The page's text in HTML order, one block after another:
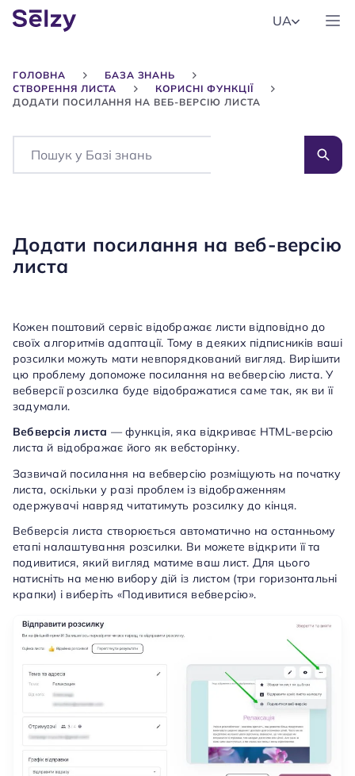
UA
ГОЛОВНА
БАЗА ЗНАНЬ
СТВОРЕННЯ ЛИСТА
КОРИСНІ ФУНКЦІЇ
ДОДАТИ ПОСИЛАННЯ НА ВЕБ-ВЕРСІЮ ЛИСТА
Search
Додати посилання на веб-версію
листа
Кожен поштовий сервіс відображає листи відповідно до
своїх алгоритмів адаптації. Тому в деяких підписників ваші
розсилки можуть мати невпорядкований вигляд. Вирішити
цю проблему допоможе посилання на вебверсію листа. У
вебверсії розсилка буде відображатися саме так, як ви її
задумали.
Вебверсія листа — функція, яка відкриває HTML-версію
листа й відображає його як вебсторінку.
Зазвичай посилання на вебверсію розміщують на початку
листа, оскільки у разі проблем із відображенням
одержувачі навряд читатимуть розсилку до кінця.
Вебверсія листа створюється автоматично на останньому
етапі налаштування розсилки. Ви можете відкрити її та
подивитися, який вигляд матиме ваш лист. Для цього
натисніть на меню вибору дій із листом (три горизонтальні
крапки) і виберіть «Подивитися вебверсію».